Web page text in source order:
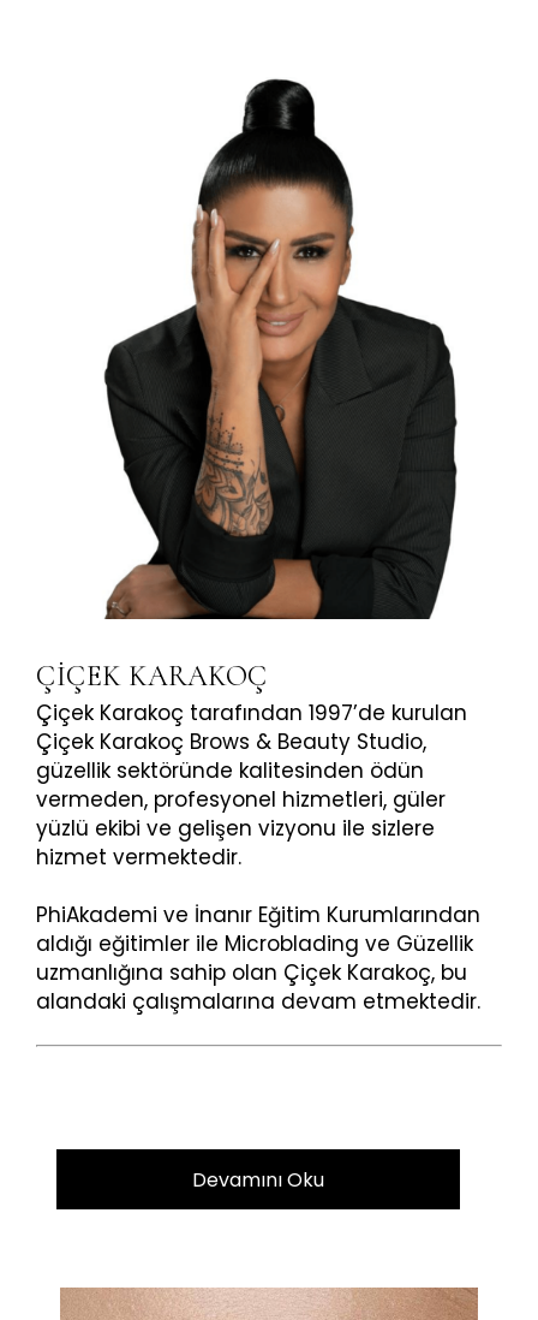
ÇİÇEK KARAKOÇ
Çiçek Karakoç tarafından 1997’de kurulan
Çiçek Karakoç Brows & Beauty Studio,
güzellik sektöründe kalitesinden ödün
vermeden, profesyonel hizmetleri, güler
yüzlü ekibi ve gelişen vizyonu ile sizlere
hizmet vermektedir.​
PhiAkademi ve İnanır Eğitim Kurumlarından
aldığı eğitimler ile Microblading ve Güzellik
uzmanlığına sahip olan Çiçek Karakoç, bu
alandaki çalışmalarına devam etmektedir.
Devamını Oku